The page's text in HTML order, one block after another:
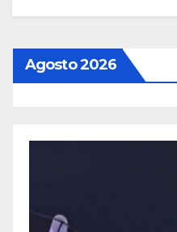
Agosto 2026